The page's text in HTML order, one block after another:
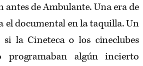
antes de Ambulante. Una era de
el documental en la taquilla. Un
la Cineteca o los cineclubes
programaban algún incierto